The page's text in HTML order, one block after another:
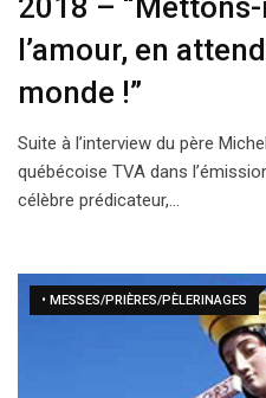
2018 –
l’amour, en
monde !”
Suite à l’interview du père
québécoise TVA dans
célèbre prédicateur,…
• MESSES/PRIÈRES/PÈLERINAGES